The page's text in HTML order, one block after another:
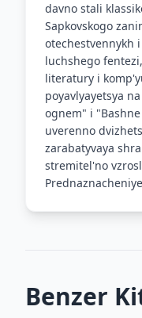
davno stali
Sapkovskogo
otechestvennykh
luchshego
literatury i
poyavlyayetsya
ognem" i
uverenno
zarabatyvaya
stremitel'no
Benzer